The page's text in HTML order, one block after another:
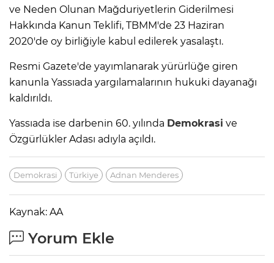
ve Neden Olunan Mağduriyetlerin Giderilmesi
Hakkında Kanun Teklifi, TBMM'de 23 Haziran
2020'de oy birliğiyle kabul edilerek yasalaştı.
Resmi Gazete'de yayımlanarak yürürlüğe giren
kanunla Yassıada yargılamalarının hukuki dayanağı
kaldırıldı.
Yassıada ise darbenin 60. yılında Demokrasi ve
Özgürlükler Adası adıyla açıldı.
Demokrasi Türkiye Adnan Menderes
Kaynak: AA
Yorum Ekle